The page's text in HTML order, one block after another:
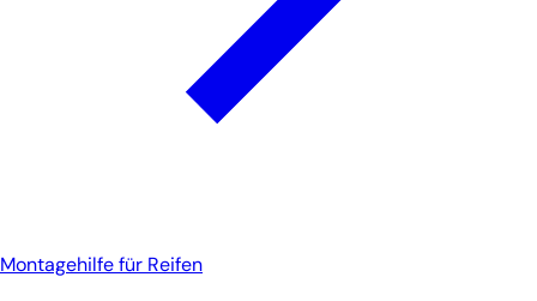
Montagehilfe für Reifen